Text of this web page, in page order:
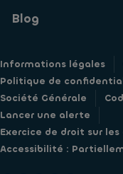
Blog
Informations légales
Politique de
Société Générale
Lancer une alerte
Exercice de droit sur
Accessibilité :